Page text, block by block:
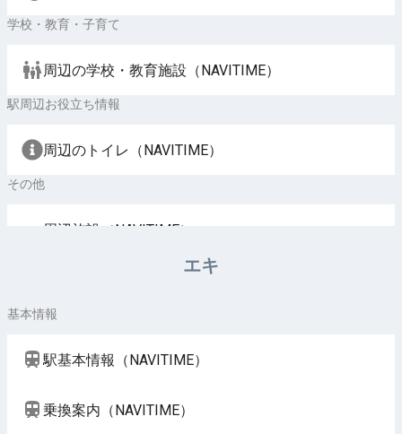
学校・教育・子育て
周辺の学校・教育施設（NAVITIME）
駅周辺お役立ち情報
周辺のトイレ（NAVITIME）
その他
周辺施設（NAVITIME）
エキ
基本情報
駅基本情報（NAVITIME）
乗換案内（NAVITIME）